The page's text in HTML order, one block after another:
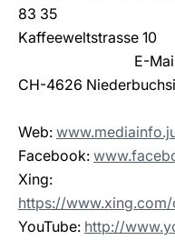
83 35
Kaffeeweltstrasse 10
E-
CH-4626
Web:
Facebook:
Xing:
https://
YouTube: http://